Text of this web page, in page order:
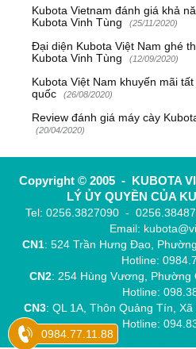
0984.77.11.88
Kubota Vietnam đánh giá khả
Kubota Vinh Tùng
(25/11/2020)
Đại diện Kubota Việt Nam ghé
Kubota Vinh Tùng
(12/09/2020)
Kubota Việt Nam khuyến mãi
quốc
(26/08/2020)
Review đánh giá máy cày
(20/04/2020)
Copyright © 2005 - KUBOTA
LÝ ỦY QUYỀN CỦA
Tel: 0256.3827090 -
Email:
CN1: 524 Trần Hưng Đạo,
Hotline:
CN2: 254 Hùng Vương,
Hotline:
CN3: QL 1A, Thôn Quảng Tín,
Hotline: